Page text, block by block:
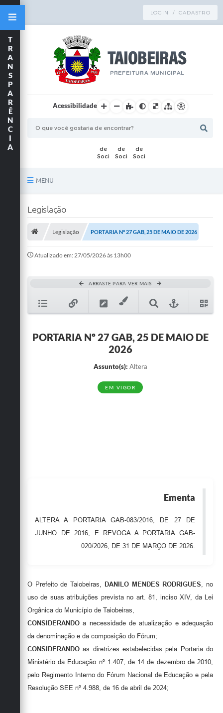
LOGIN / CADASTRO
Acessibilidade
MENU
Mapa do Site
SIC
Galeria de Vídeos
Telefones Úteis
Sala M. do Empreendedor
Secretarias
T
R
A
N
S
P
A
R
Ê
N
C
I
A
Legislação
Legislação PORTARIA Nº 27 GAB, 25 DE MAIO DE 2026
Atualizado em: 27/05/2026 às 13h00
ARRASTE PARA VER MAIS
PORTARIA Nº 27 GAB, 25 DE MAIO DE
2026
Assunto(s): Altera
EM VIGOR
Ementa
ALTERA A PORTARIA GAB-083/2016, DE 27 DE
JUNHO DE 2016, E REVOGA A PORTARIA GAB-
020/2026, DE 31 DE MARÇO DE 2026.
O Prefeito de Taiobeiras, DANILO MENDES RODRIGUES , no
uso de suas atribuições prevista no art. 81, inciso XIV, da Lei
Orgânica do Município de Taiobeiras,
CONSIDERANDO a necessidade de atualização e adequação
da denominação e da composição do Fórum;
CONSIDERANDO as diretrizes estabelecidas pela Portaria do
Ministério da Educação nº 1.407, de 14 de dezembro de 2010,
pelo Regimento Interno do Fórum Nacional de Educação e pela
Resolução SEE nº 4.988, de 16 de abril de 2024;